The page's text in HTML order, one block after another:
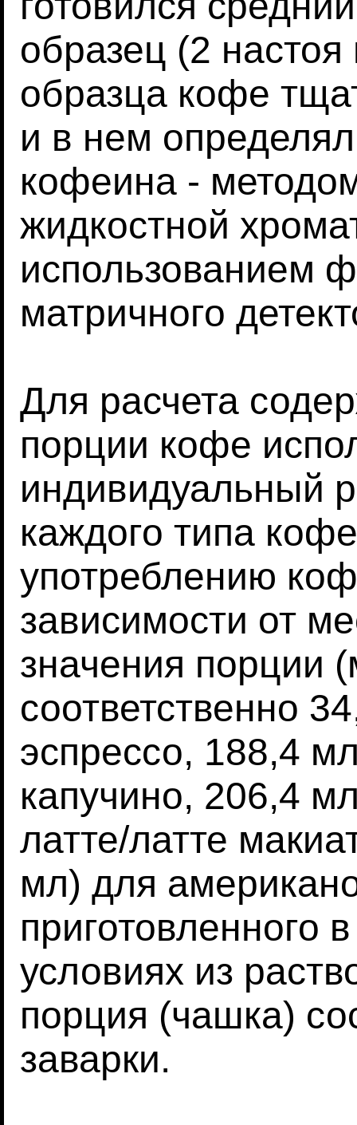
образец (2 настоя
образца кофе
и в нем
кофеина -
жидкостной
использованием
матричного
Для расчета
порции кофе
индивидуальный
каждого типа
употреблению
зависимости от
значения порции
соответственно
эспрессо, 188,4
капучино, 206,4
латте/латте
мл) для
приготовленного
условиях из
порция (чашка)
заварки.